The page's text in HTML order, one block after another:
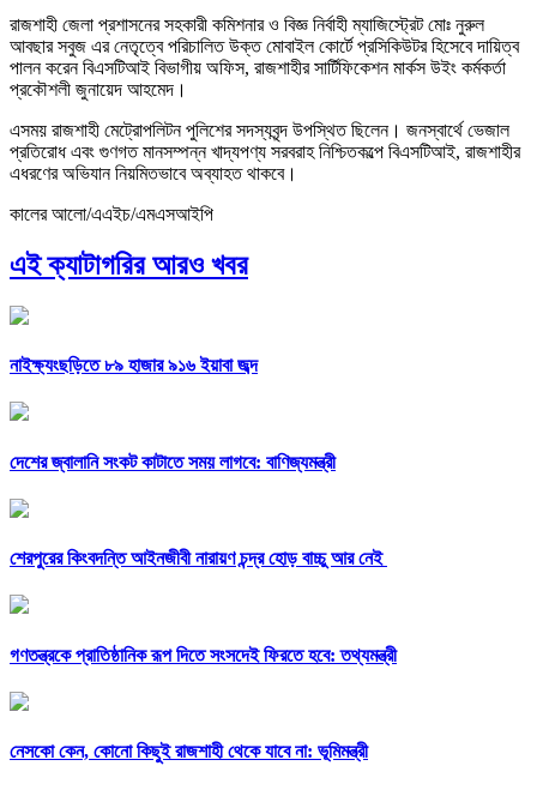
রাজশাহী জেলা প্রশাসনের সহকারী কমিশনার ও বিজ্ঞ নির্বাহী ম্যাজিস্ট্রেট মোঃ নুরুল
আবছার সবুজ এর নেতৃত্বে পরিচালিত উক্ত মোবাইল কোর্টে প্রসিকিউটর হিসেবে দায়িত্ব
পালন করেন বিএসটিআই বিভাগীয় অফিস, রাজশাহীর সার্টিফিকেশন মার্কস উইং কর্মকর্তা
প্রকৌশলী জুনায়েদ আহমেদ।
এসময় রাজশাহী মেট্রোপলিটন পুলিশের সদস্যবৃন্দ উপস্থিত ছিলেন। জনস্বার্থে ভেজাল
প্রতিরোধ এবং গুণগত মানসম্পন্ন খাদ্যপণ্য সরবরাহ নিশ্চিতকল্পে বিএসটিআই, রাজশাহীর
এধরণের অভিযান নিয়মিতভাবে অব্যাহত থাকবে।
কালের আলো/এএইচ/এমএসআইপি
এই ক্যাটাগরির আরও খবর
নাইক্ষ্যংছড়িতে ৮৯ হাজার ৯১৬ ইয়াবা জব্দ
দেশের জ্বালানি সংকট কাটাতে সময় লাগবে: বাণিজ্যমন্ত্রী
শেরপুরের কিংবদন্তি আইনজীবী নারায়ণ চন্দ্র হোড় বাচ্চু আর নেই
গণতন্ত্রকে প্রাতিষ্ঠানিক রূপ দিতে সংসদেই ফিরতে হবে: তথ্যমন্ত্রী
নেসকো কেন, কোনো কিছুই রাজশাহী থেকে যাবে না: ভূমিমন্ত্রী